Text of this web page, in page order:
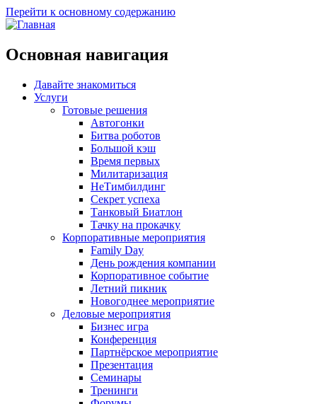
Перейти к основному содержанию
Основная навигация
Давайте знакомиться
Услуги
Готовые решения
Автогонки
Битва роботов
Большой кэш
Время первых
Милитаризация
НеТимбилдинг
Секрет успеха
Танковый Биатлон
Тачку на прокачку
Корпоративные мероприятия
Family Day
День рождения компании
Корпоративное событие
Летний пикник
Новогоднее мероприятие
Деловые мероприятия
Бизнес игра
Конференция
Партнёрское мероприятие
Презентация
Семинары
Тренинги